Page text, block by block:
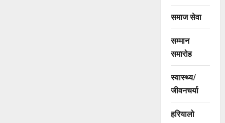
समाज सेवा
सम्मान
समारोह
स्वास्थ्य/
जीवनचर्या
हरियालो